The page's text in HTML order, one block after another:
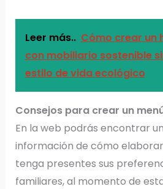
Leer más.. Cómo crear un
con mobiliario sostenible
estilo de vida ecológico
Consejos para crear un
En la web podrás encontrar
información de cómo
tenga presentes sus
familiares, al momento de